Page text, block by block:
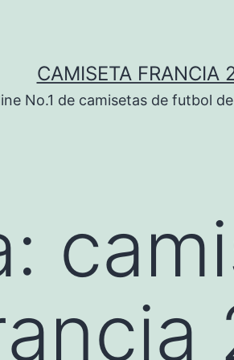
CAMISETA FRANCIA
No.1 de camisetas de futbol